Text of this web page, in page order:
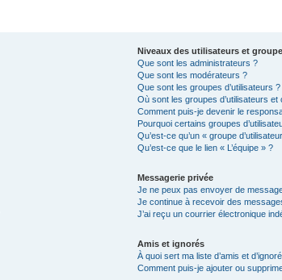
Niveaux des utilisateurs et
Que sont les administrateurs ?
Que sont les modérateurs ?
Que sont les groupes d’utilisateurs ?
Où sont les groupes d’utilisateurs
Comment puis-je devenir le
Pourquoi certains groupes
Qu’est-ce qu’un « groupe
Qu’est-ce que le lien « L’équipe » ?
Messagerie privée
Je ne peux pas envoyer de
Je continue à recevoir des
J’ai reçu un courrier électronique
Amis et ignorés
À quoi sert ma liste d’amis et
Comment puis-je ajouter ou